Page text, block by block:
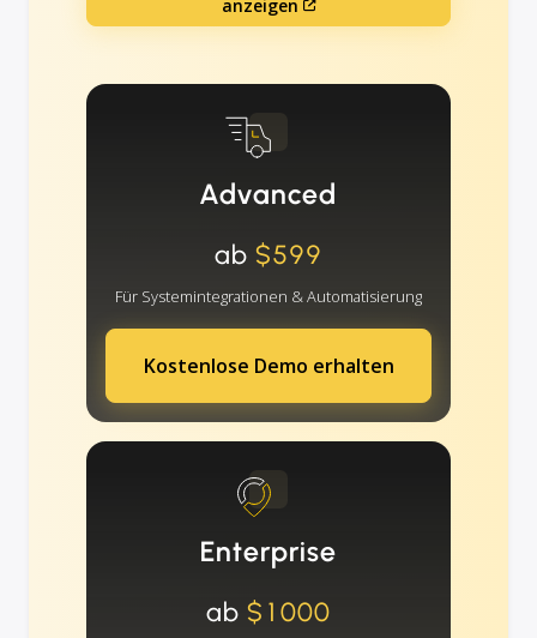
anzeigen
Advanced
ab$599
Für Systemintegrationen & Automatisierung
Kostenlose Demo erhalten
Enterprise
ab$1000